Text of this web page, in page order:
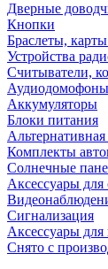
Дверные
Кнопки
Браслеты,
Устройства
Считыватели,
Аудиодомофоны
Аккумуляторы
Блоки питания
Комплекты
Солнечные
Аксессуары
Сигнализация
Аксессуары
Снято с